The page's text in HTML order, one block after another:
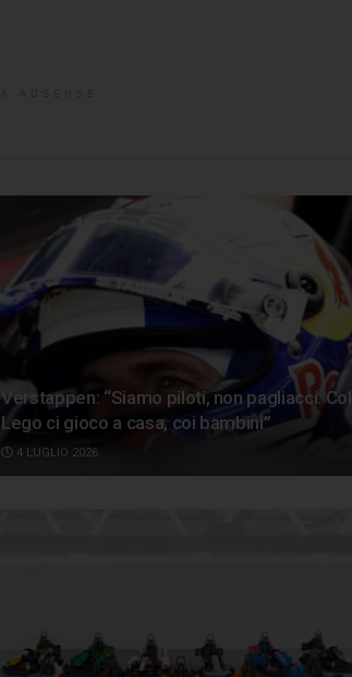
Verstappen: “Siamo piloti, non pagliacci. Col
Lego ci gioco a casa, coi bambini”
4 LUGLIO 2026